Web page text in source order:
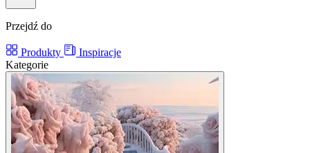
Przejdź do
Produkty
Inspiracje
Kategorie